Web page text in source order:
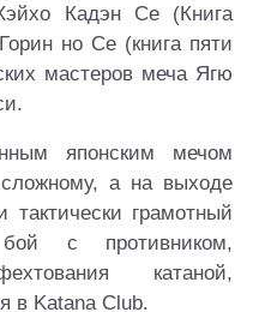
Кадэн Се (Книга
но Се (книга пяти
мастеров меча Ягю
японским мечом
а на выходе
тактически грамотный
с противником,
катаной,
в Katana Club.